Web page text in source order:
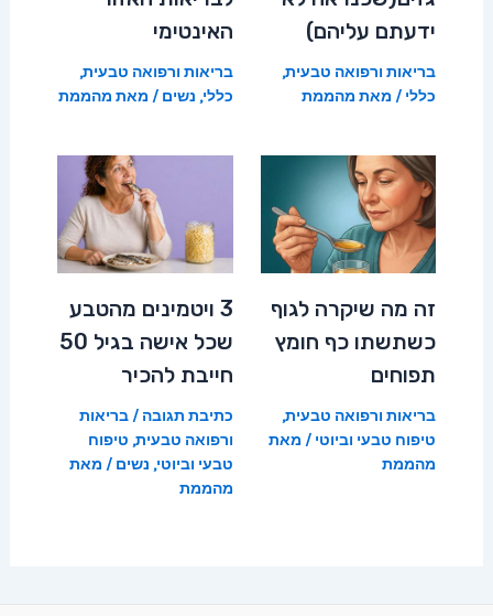
ידעתם עליהם)
בריאות ורפואה טבעית,
כללי / מאת מהממת
האינטימי
בריאות ורפואה טבעית,
כללי, נשים / מאת מהממת
זה מה שיקרה לגוף
כשתשתו כף חומץ
תפוחים
בריאות ורפואה טבעית,
טיפוח טבעי וביוטי / מאת
מהממת
3 ויטמינים מהטבע
שכל אישה בגיל 50
חייבת להכיר
כתיבת תגובה /בריאות
ורפואה טבעית, טיפוח
טבעי וביוטי, נשים / מאת
מהממת